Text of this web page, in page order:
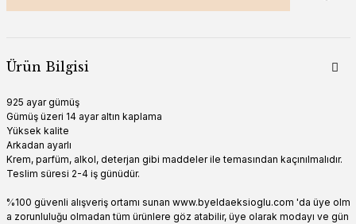
Ürün Bilgisi
925 ayar gümüş
Gümüş üzeri 14 ayar altın kaplama
Yüksek kalite
Arkadan ayarlı
Krem, parfüm, alkol, deterjan gibi maddeler ile temasından kaçınılmalıdır.
Teslim süresi 2-4 iş günüdür.
%100 güvenli alışveriş ortamı sunan www.byeldaeksioglu.com 'da üye olm
a zorunluluğu olmadan tüm ürünlere göz atabilir, üye olarak modayı ve gün